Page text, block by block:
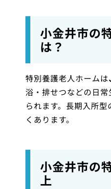
小金井市の
は？
特別養護老人ホームは
浴・排せつなどの日
られます。長期入所
くあります。
小金井市の
上